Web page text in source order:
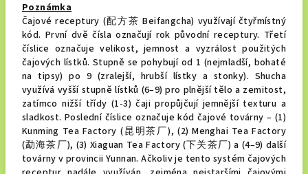
Poznámka
Čajové receptury (配方茶 Beifangcha) využívají čtyřmístný
kód. První dvě čísla označují rok původní receptury. Třetí
číslice označuje velikost, jemnost a vyzrálost použitých
čajových lístků. Stupně se pohybují od 1 (nejmladší, bohaté
na tipsy) po 9 (zralejší, hrubší lístky a stonky). Shucha
využívá vyšší stupně lístků (6–9) pro plnější tělo a zemitost,
zatímco nižší třídy (1-3) čaji propůjčují jemnější texturu a
sladkost. Poslední číslice označuje kód čajové továrny – (1)
Kunming Tea Factory (昆明茶厂), (2) Menghai Tea Factory
(勐海茶厂), (3) Xiaguan Tea Factory (下关茶厂) a (4–9) další
továrny v provincii Yunnan. Ačkoliv je tento systém čajových